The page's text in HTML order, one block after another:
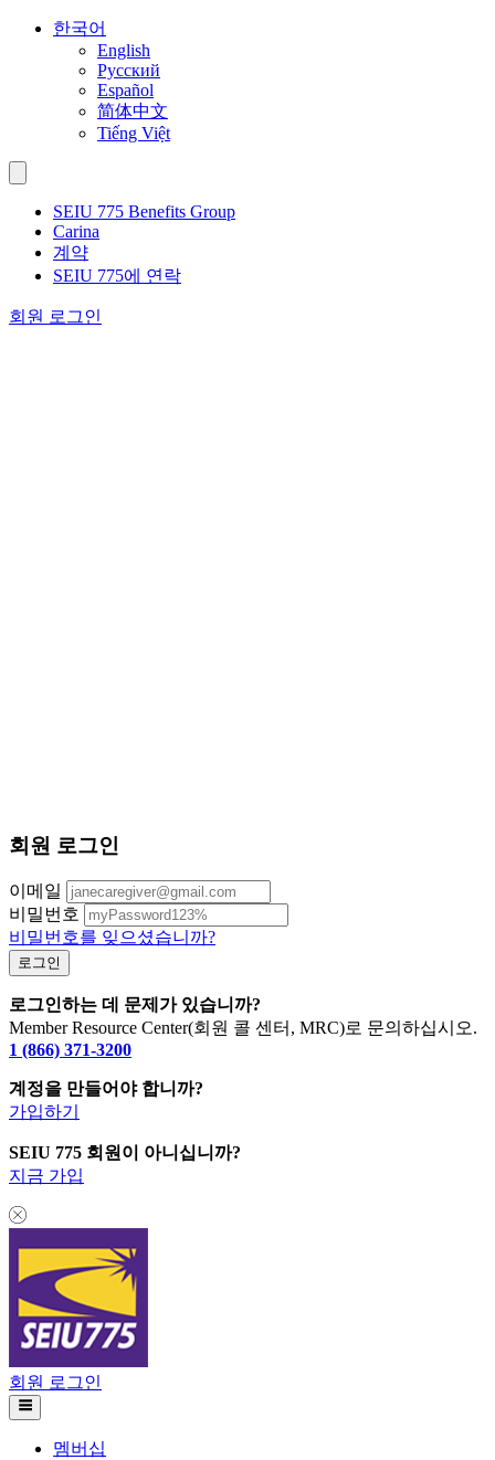
Skip
한국어
English
Русский
Español
简体中文
Tiếng Việt
SEIU 775 Benefits Group
Carina
계약
SEIU 775에 연락
회원 로그인
회원 로그인
이메일
비밀번호
비밀번호를 잊으셨습니까?
로그인하는 데 문제가 있습니까?
Member Resource Center(회원 콜 센터, MRC)로 문의하십시오.
1 (866) 371-3200
계정을 만들어야 합니까?
가입하기
SEIU 775 회원이 아니십니까?
지금 가입
회원 로그인
멤버십